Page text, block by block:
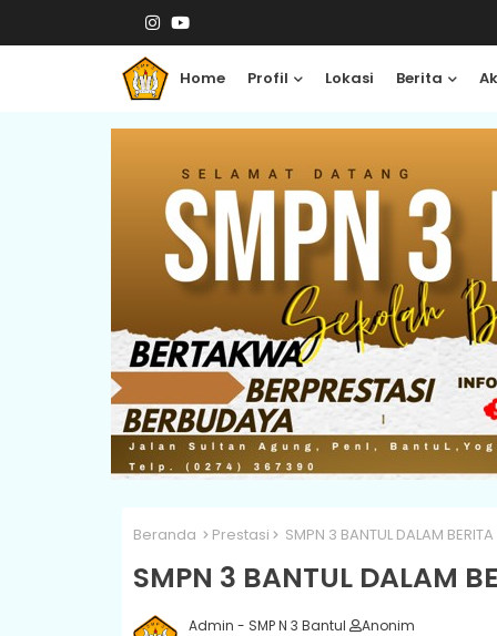
Home Profil Lokasi Berita
Beranda Prestasi SMPN 3 BANTUL DALAM BERITA
SMPN 3 BANTUL DALAM
Admin - SMP N 3 Bantul
Anonim